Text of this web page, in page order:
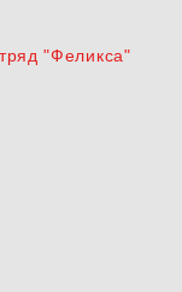
"Феликса"